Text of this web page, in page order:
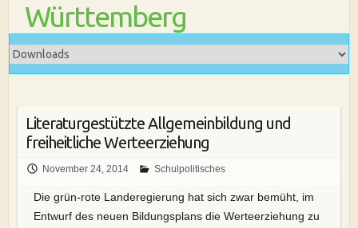
Literaturgestützte Allgemeinbildung und
freiheitliche Werteerziehung
November 24, 2014 Schulpolitisches
Die grün-rote Landeregierung hat sich zwar bemüht, im
Entwurf des neuen Bildungsplans die Werteerziehung zu